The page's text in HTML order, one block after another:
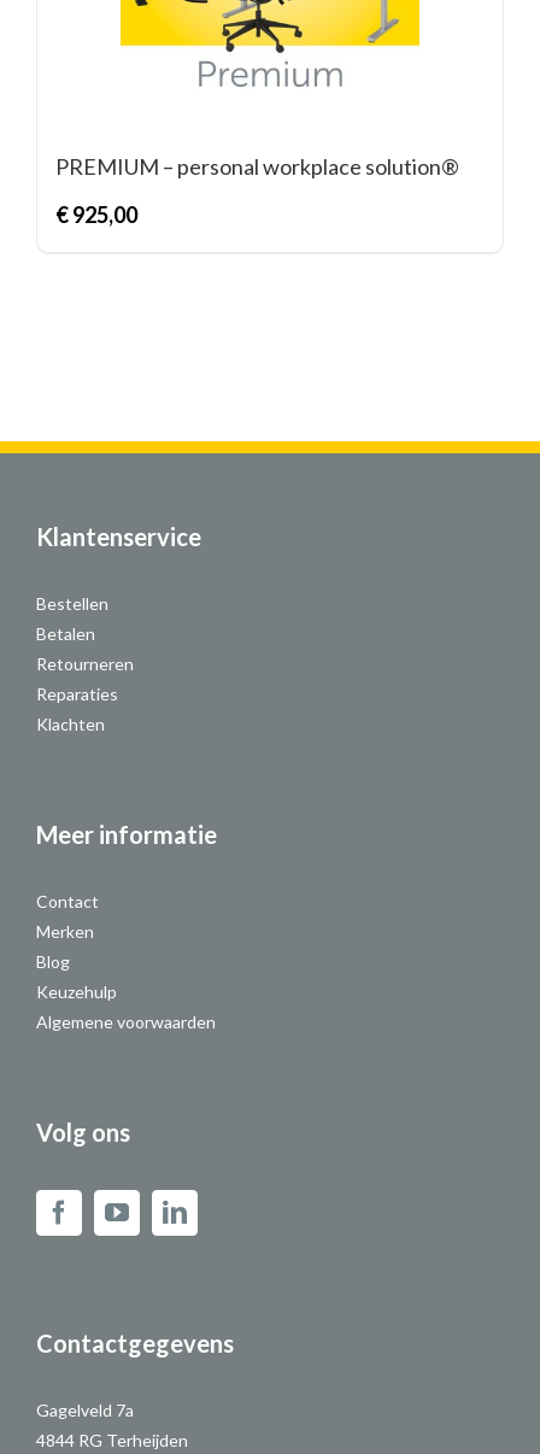
PREMIUM – personal workplace solution®
€925,00
Klantenservice
Bestellen
Betalen
Retourneren
Reparaties
Klachten
Meer informatie
Contact
Merken
Blog
Keuzehulp
Algemene voorwaarden
Volg ons
Contactgegevens
Gagelveld 7a
4844 RG Terheijden